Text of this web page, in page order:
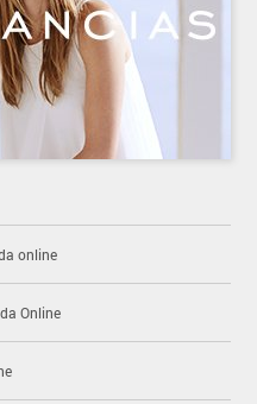
online
Online